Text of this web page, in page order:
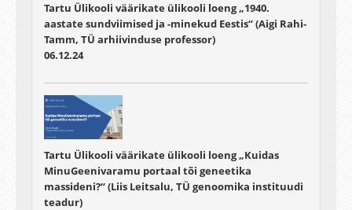
Tartu Ülikooli väärikate ülikooli loeng „1940.
aastate sundviimised ja -minekud Eestis“ (Aigi Rahi-
Tamm, TÜ arhiivinduse professor)
06.12.24
Tartu Ülikooli väärikate ülikooli loeng „Kuidas
MinuGeenivaramu portaal tõi geneetika
massideni?“ (Liis Leitsalu, TÜ genoomika instituudi
teadur)